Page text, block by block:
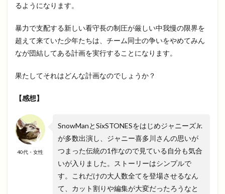
るようになります。
暴力で支配する新しい看守長の制圧が厳しい中我慢の限界を
超えて来ていた少年たちは、チーム同士の争いをやめてみん
なが団結してある計画を実行することになります。
果たしてそれはどんな計画なのでしょうか？
【感想】
40代・女性
SnowManとSixSTONESをはじめジャニーズJr.
が多数出演し、ジャニー喜多川さんの思いが
つまった伝統の1作なので見ている自分も気合
いが入りました。ストーリーはシンプルで
す。これだけの大人数全てを登場させるなん
て、カット割りや編集が大変だったろうなと